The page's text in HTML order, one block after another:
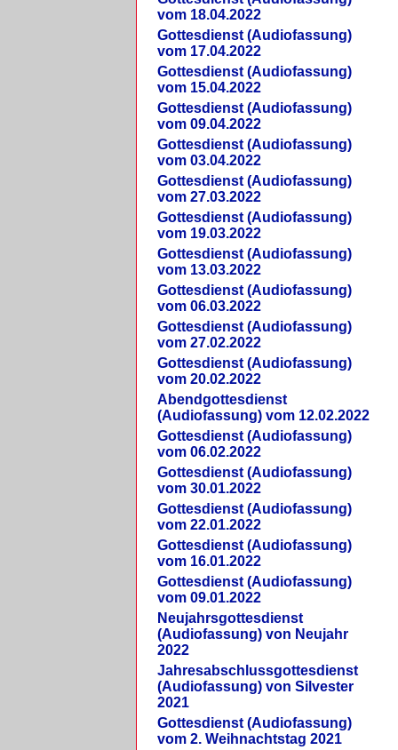
vom 18.04.2022
Gottesdienst (Audiofassung)
vom 17.04.2022
Gottesdienst (Audiofassung)
vom 15.04.2022
Gottesdienst (Audiofassung)
vom 09.04.2022
Gottesdienst (Audiofassung)
vom 03.04.2022
Gottesdienst (Audiofassung)
vom 27.03.2022
Gottesdienst (Audiofassung)
vom 19.03.2022
Gottesdienst (Audiofassung)
vom 13.03.2022
Gottesdienst (Audiofassung)
vom 06.03.2022
Gottesdienst (Audiofassung)
vom 27.02.2022
Gottesdienst (Audiofassung)
vom 20.02.2022
Abendgottesdienst
(Audiofassung) vom 12.02.2022
Gottesdienst (Audiofassung)
vom 06.02.2022
Gottesdienst (Audiofassung)
vom 30.01.2022
Gottesdienst (Audiofassung)
vom 22.01.2022
Gottesdienst (Audiofassung)
vom 16.01.2022
Gottesdienst (Audiofassung)
vom 09.01.2022
Neujahrsgottesdienst
(Audiofassung) von Neujahr
2022
Jahresabschlussgottesdienst
(Audiofassung) von Silvester
2021
Gottesdienst (Audiofassung)
vom 2. Weihnachtstag 2021